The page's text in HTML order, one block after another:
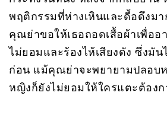
พฤติกรรมที่ห่างเหินและดื้อดึงม
คุณย่าขอให้เธอถอดเสื้อผ้าเพื่ออ
ไม่ยอมและร้องไห้เสียงดัง ซึ่งมัน
ก่อน แม้คุณย่าจะพยายามปลอบห
หญิงก็ยังไม่ยอมให้ใครแตะต้องก